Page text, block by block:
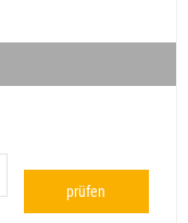
prüfen